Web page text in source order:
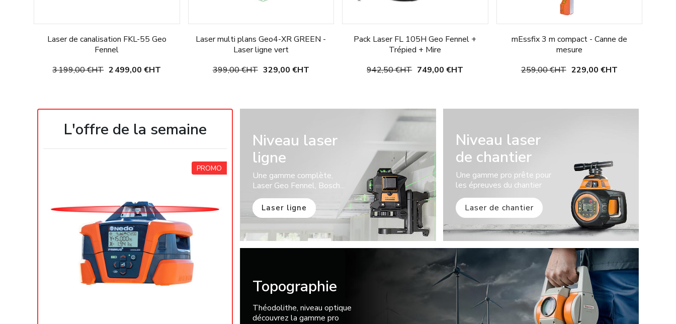
Laser de canalisation FKL-55 Geo
Fennel
3 199,00 €HT 2 499,00 €HT
Ajouter au panier
Laser multi plans Geo4-XR GREEN -
Laser ligne vert
399,00 €HT 329,00 €HT
Choisir une option
Pack Laser FL 105H Geo Fennel +
Trépied + Mire
942,50 €HT 749,00 €HT
Choisir une option
mEssfix 3 m compact - Canne de
mesure
259,00 €HT 229,00 €HT
Choisir une option
L'offre de la semaine
PROMO
Niveau laser
ligne
Une gamme complète,
Laser Geo Fennel, Bosch...
Laser ligne
Niveau laser
de chantier
Une gamme pro prête pour
les épreuves du chantier
Laser de chantier
Topographie
Théodolithe, niveau optique
découvrez la gamme pro